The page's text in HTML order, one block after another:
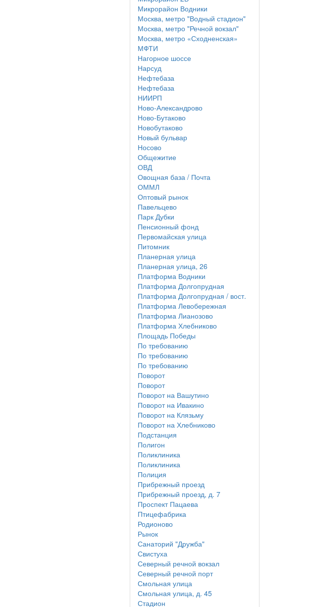
Микрорайон Водники
Москва, метро "Водный стадион"
Москва, метро "Речной вокзал"
Москва, метро «Сходненская»
МФТИ
Нагорное шоссе
Нарсуд
Нефтебаза
Нефтебаза
НИИРП
Ново-Александрово
Ново-Бутаково
Новобутаково
Новый бульвар
Носово
Общежитие
ОВД
Овощная база / Почта
ОММЛ
Оптовый рынок
Павельцево
Парк Дубки
Пенсионный фонд
Первомайская улица
Питомник
Планерная улица
Планерная улица, 26
Платформа Водники
Платформа Долгопрудная
Платформа Долгопрудная / вост.
Платформа Левобережная
Платформа Лианозово
Платформа Хлебниково
Площадь Победы
По требованию
По требованию
По требованию
Поворот
Поворот
Поворот на Вашутино
Поворот на Ивакино
Поворот на Клязьму
Поворот на Хлебниково
Подстанция
Полигон
Поликлиника
Поликлиника
Полиция
Прибрежный проезд
Прибрежный проезд, д. 7
Проспект Пацаева
Птицефабрика
Родионово
Рынок
Санаторий "Дружба"
Свистуха
Северный речной вокзал
Северный речной порт
Смольная улица
Смольная улица, д. 45
Стадион